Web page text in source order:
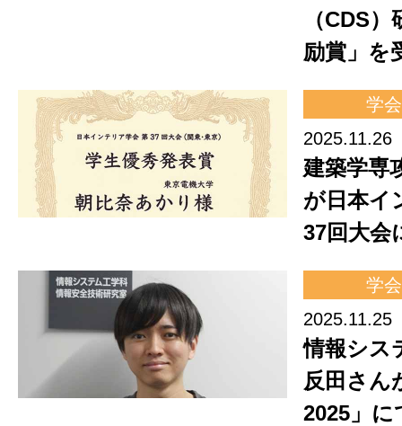
（CDS
励賞」を
学会
2025.11.26
建築学専
が日本イ
37回大会
学会
2025.11.25
情報シス
反田さん
2025」に